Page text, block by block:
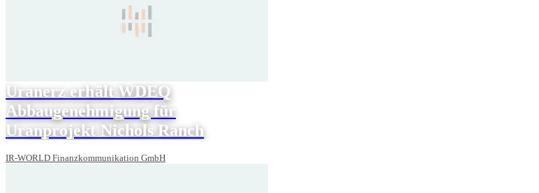
Uranerz erhält WDEQ
Abbaugenehmigung für
Uranprojekt Nichols Ranch
IR-WORLD Finanzkommunikation GmbH